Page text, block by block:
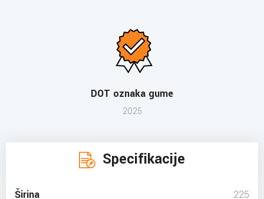
DOT oznaka gume
2025
Specifikacije
Širina 225